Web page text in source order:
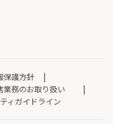
保護方針
業務のお取り扱い
ィガイドライン